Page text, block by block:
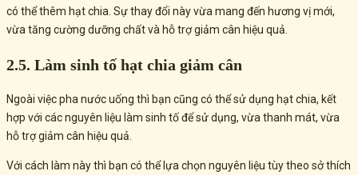
có thể thêm hạt chia. Sự thay đổi này vừa mang đến hương vị mới,
vừa tăng cường dưỡng chất và hỗ trợ giảm cân hiệu quả.
2.5. Làm sinh tố hạt chia giảm cân
Ngoài việc pha nước uống thì bạn cũng có thể sử dụng hạt chia, kết
hợp với các nguyên liệu làm sinh tố để sử dụng, vừa thanh mát, vừa
hỗ trợ giảm cân hiệu quả.
Với cách làm này thì bạn có thể lựa chọn nguyên liệu tùy theo sở thích